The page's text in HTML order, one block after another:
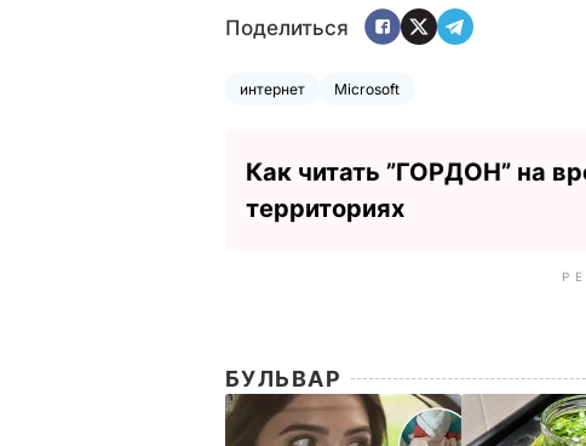
Поделиться
интернет Microsoft
Как читать ”ГОРДОН” на
территориях
БУЛЬВАР